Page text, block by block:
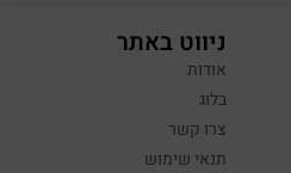
ניווט באתר
אודות
בלוג
צרו קשר
תנאי שימוש